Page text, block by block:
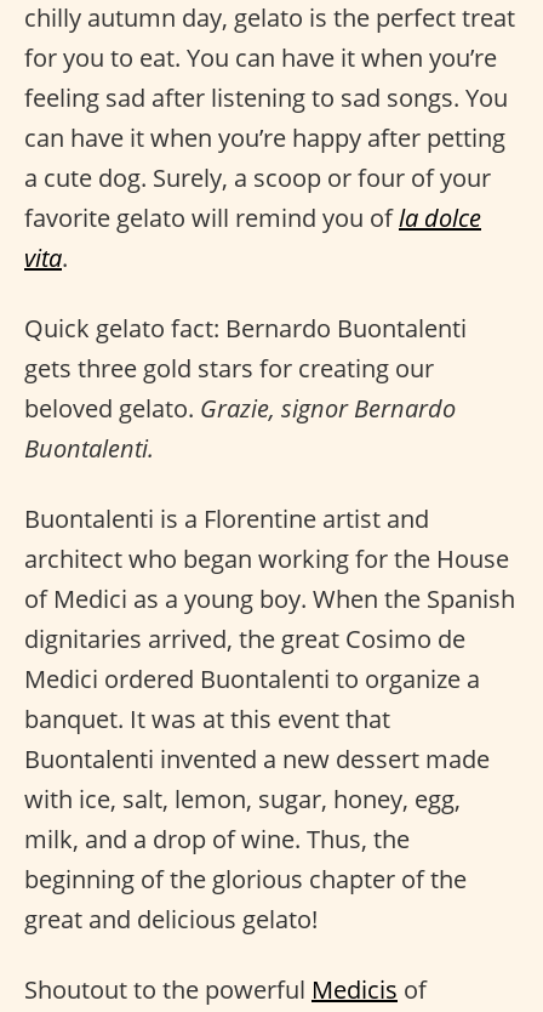
chilly autumn day, gelato is the perfect treat
for you to eat. You can have it when you’re
feeling sad after listening to sad songs. You
can have it when you’re happy after petting
a cute dog. Surely, a scoop or four of your
favorite gelato will remind you ofla dolce
vita.
Quick gelato fact: Bernardo Buontalenti
gets three gold stars for creating our
beloved gelato. Grazie, signor Bernardo
Buontalenti.
Buontalenti is a Florentine artist and
architect who began working for the House
of Medici as a young boy. When the Spanish
dignitaries arrived, the great Cosimo de
Medici ordered Buontalenti to organize a
banquet. It was at this event that
Buontalenti invented a new dessert made
with ice, salt, lemon, sugar, honey, egg,
milk, and a drop of wine. Thus, the
beginning of the glorious chapter of the
great and delicious gelato!
Shoutout to the powerful Medicis of